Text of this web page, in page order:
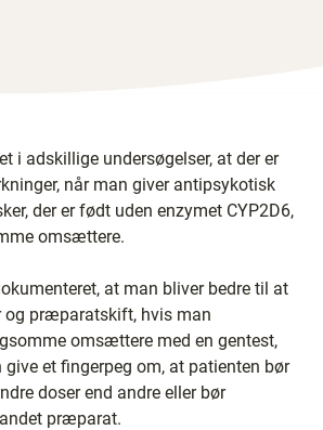
i adskillige undersøgelser, at der er
når man giver antipsykotisk
der er født uden enzymet CYP2D6,
omsættere.
at man bliver bedre til at
og præparatskift, hvis man
omsættere med en gentest,
et fingerpeg om, at patienten bør
doser end andre eller bør
præparat.